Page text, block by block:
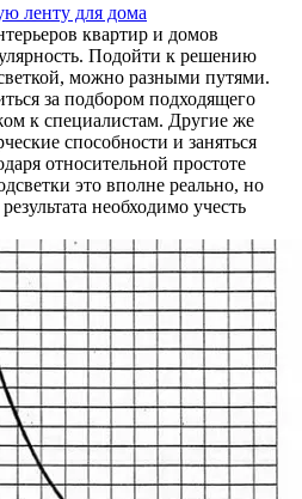
ленту для дома
квартир и домов
Подойти к решению
можно разными путями.
за подбором подходящего
к специалистам. Другие же
способности и заняться
относительной простоте
это вполне реально, но
необходимо учесть